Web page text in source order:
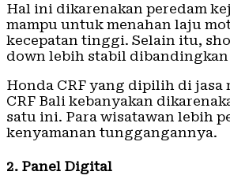
Hal ini dikarenakan peredam
mampu untuk menahan laju
kecepatan tinggi. Selain itu,
down lebih stabil
Honda CRF yang dipilih di jasa
CRF Bali kebanyakan
satu ini. Para wisatawan lebih
kenyamanan tunggangannya.
2. Panel Digital